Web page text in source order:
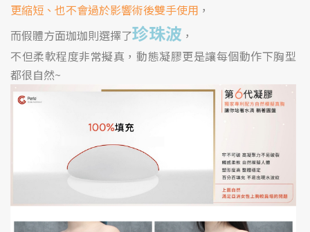
更縮短、也不會過於影響術後雙手使用 ，
而假體方面珈珈則選擇了珍珠波 ，
不但柔軟程度非常擬真，動態凝膠更是讓每個動作下胸型
都很自然~